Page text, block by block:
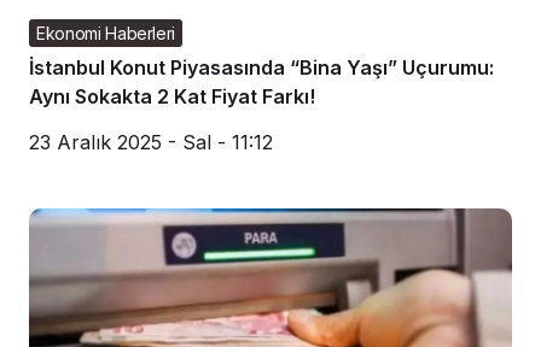
Ekonomi Haberleri
İstanbul Konut Piyasasında “Bina Yaşı” Uçurumu:
Aynı Sokakta 2 Kat Fiyat Farkı!
23 Aralık 2025 - Sal - 11:12